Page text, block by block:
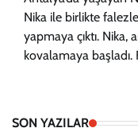
Nika ile birlikte
yapmaya çıktı.
kovalamaya
SON YAZILAR